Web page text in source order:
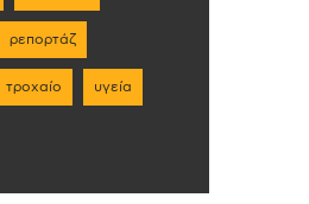
ρεπορτάζ
τροχαίο υγεία